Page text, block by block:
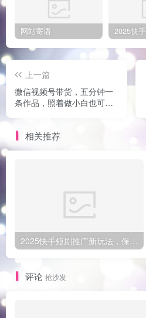
网站寄语
上一篇
微信视频号带货，五分钟一
条作品，照着做小白也可以
相关推荐
2025快手短剧推广新玩法，保姆级教学，日入多张，可矩阵操作
评论 抢沙发